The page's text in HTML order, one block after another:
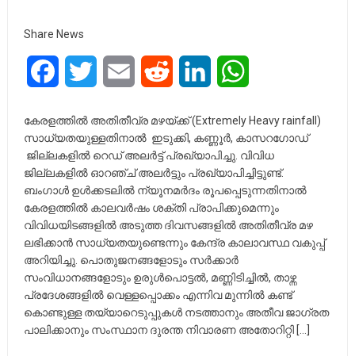
Share News
FacebookTwitter Email Reddit LinkedIn
കേരളത്തിൽ അതിതീവ്ര മഴയ്ക്ക് (Extremely Heavy rainfall)
സാധ്യതയുള്ളതിനാൽ ഇടുക്കി, കണ്ണൂർ, കാസറഗോഡ്
ജില്ലകളിൽ റെഡ് അലർട്ട് പ്രഖ്യാപിച്ചു. വിവിധ
ജില്ലകളിൽ ഓറഞ്ച് അലർട്ടും പ്രഖ്യാപിച്ചിട്ടുണ്ട്.
ബംഗാൾ ഉൾക്കടലിൽ ന്യൂനമർദം രൂപപ്പെടുന്നതിനാൽ
കേരളത്തിൽ കാലവർഷം ശക്തി പ്രാപിക്കുമെന്നും
വിവിധയിടങ്ങളിൽ അടുത്ത ദിവസങ്ങളിൽ അതിതീവ്ര മഴ
ലഭിക്കാൻ സാധ്യതയുണ്ടെന്നും കേന്ദ്ര കാലാവസ്ഥ വകുപ്പ്
അറിയിച്ചു. പൊതുജനങ്ങളോടും സർക്കാർ
സംവിധാനങ്ങളോടും ഉരുൾപൊട്ടൽ, മണ്ണിടിച്ചിൽ, താഴ്ന്ന
പ്രദേശങ്ങളിൽ വെള്ളപ്പൊക്കം എന്നിവ മുന്നിൽ കണ്ട്
കൊണ്ടുള്ള തയ്യാറെടുപ്പുകൾ നടത്താനും അതീവ ജാഗ്രത
പാലിക്കാനും സംസ്ഥാന ദുരന്ത നിവാരണ അതോറിറ്റി […]